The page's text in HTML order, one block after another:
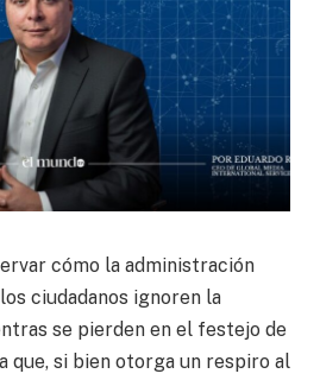
cómo la administración
ciudadanos ignoren la
se pierden en el festejo de
que, si bien otorga un respiro al